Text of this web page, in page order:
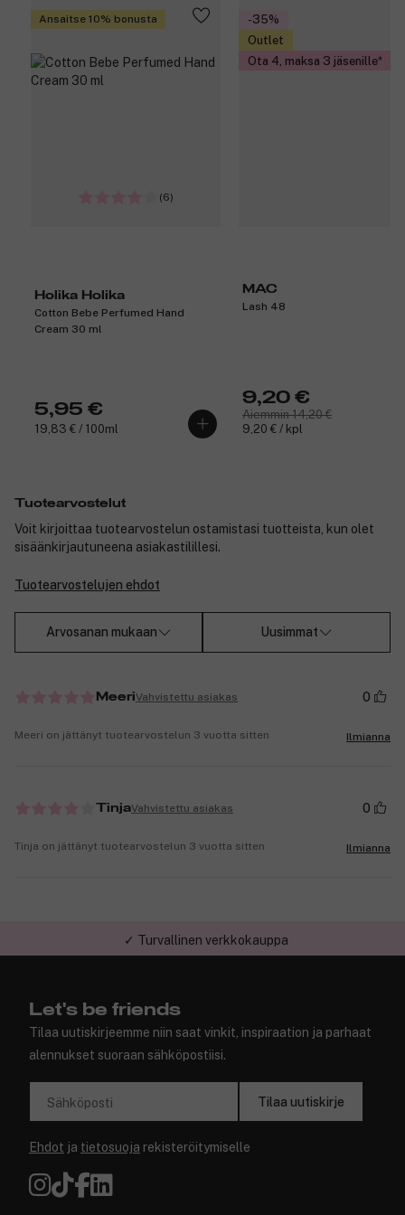
Ansaitse 10% bonusta
(6)
Holika Holika
Cotton Bebe Perfumed Hand
Cream 30 ml
5,95 €
19,83 € / 100ml
-35%
Outlet
Ota 4, maksa 3 jäsenille
MAC
Lash 48
9,20 €
Aiemmin 14,20 €
9,20 € / kpl
Tuotearvostelut
Voit kirjoittaa tuotearvostelun ostamistasi tuotteista, kun olet
sisäänkirjautuneena asiakastilillesi.
Tuotearvostelujen ehdot
Arvosanan mukaan Uusimmat
MeeriVahvistettu asiakas 0
Meeri on jättänyt tuotearvostelun 3 vuotta sitten Ilmianna
TinjaVahvistettu asiakas 0
Tinja on jättänyt tuotearvostelun 3 vuotta sitten Ilmianna
✓ Turvallinen verkkokauppa
Let's be friends
Tilaa uutiskirjeemme niin saat vinkit, inspiraation ja parhaat
alennukset suoraan sähköpostiisi.
Sähköposti Tilaa uutiskirje
Ehdot ja tietosuoja rekisteröitymiselle